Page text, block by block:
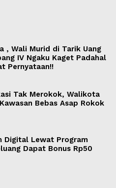
, Wali Murid di Tarik Uang
IV Ngaku Kaget Padahal
Pernyataan!!
Tak Merokok, Walikota
Bebas Asap Rokok
Digital Lewat Program
Dapat Bonus Rp50